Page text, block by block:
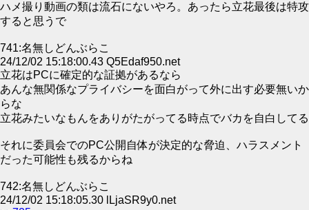
ハメ撮り動画の類は流石にないやろ。あったら立花最後は特攻
すると思うで
741:名無しどんぶらこ
24/12/02 15:18:00.43 Q5Edaf950.net
立花はPCに確定的な証拠があるなら
あんな無関係なプライバシーを面白がって外に出す必要無いか
らな
立花みたいなもんをありがたがってる時点でバカを自白してる
それに委員会でのPC公開自体が決定的な脅迫、ハラスメント
だった可能性も残るからね
742:名無しどんぶらこ
24/12/02 15:18:05.30 lLjaSR9y0.net